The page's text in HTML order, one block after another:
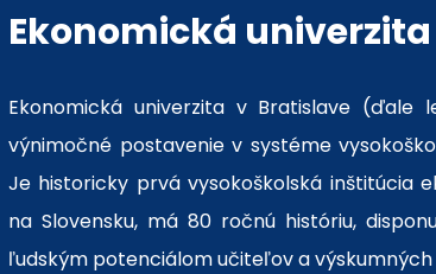
Ekonomická
Ekonomická univerzita v Bratislave (ďale
výnimočné postavenie v systéme
Je historicky prvá vysokoškolská inštitúcia
na Slovensku, má 80 ročnú históriu,
ľudským potenciálom učiteľov a výskumných